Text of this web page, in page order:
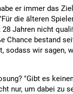
er immer das
die älteren
Jahren nicht
Chance bestand
sodass wir sagen,
"Gibt es
nur, um dabei zu